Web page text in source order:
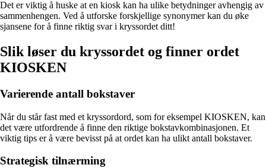
Det er viktig å huske at en kiosk kan ha ulike betydninger avhengig av
sammenhengen. Ved å utforske forskjellige synonymer kan du øke
sjansene for å finne riktig svar i kryssordet ditt!
Slik løser du kryssordet og finner ordet
KIOSKEN
Varierende antall bokstaver
Når du står fast med et kryssordord, som for eksempel KIOSKEN, kan
det være utfordrende å finne den riktige bokstavkombinasjonen. Et
viktig tips er å være bevisst på at ordet kan ha ulikt antall bokstaver.
Strategisk tilnærming